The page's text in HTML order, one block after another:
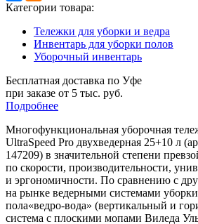
Категории товара:
Тележки для уборки и ведра
Инвентарь для уборки полов
Уборочный инвентарь
Бесплатная доставка по Уфе
при заказе от 5 тыс. руб.
Подробнее
Многофункциональная уборочная
UltraSpeed Pro двухведерная 25+10 л
147209) в значительной степени
по скорости, производительности,
и эргономичности. По сравнению с
на рынке ведерными системами уборки
пола«ведро-вода» (вертикальный и
система с плоскими мопами Виледа